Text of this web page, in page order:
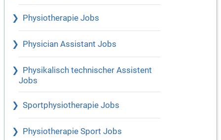
Physiotherapie Jobs
Physician Assistant Jobs
Physikalisch technischer Assistent
Jobs
Sportphysiotherapie Jobs
Physiotherapie Sport Jobs